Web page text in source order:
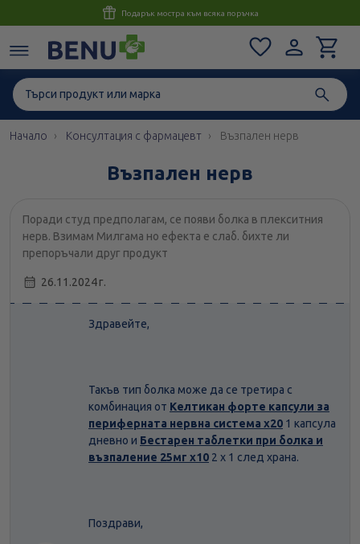
Консултация с магистър-фармацевт до 1 час
Начало Консултация с фармацевт Възпален нерв
Възпален нерв
Поради студ предполагам, се появи болка в плекситния
нерв. Взимам Милгама но ефекта е слаб. бихте ли
препоръчали друг продукт
26.11.2024 г.
Здравейте,
Такъв тип болка може да се третира с
комбинация от Келтикан форте капсули за
периферната нервна система х20 1 капсула
дневно и Бестарен таблетки при болка и
възпаление 25мг х10 2 х 1 след храна.
Поздрави,